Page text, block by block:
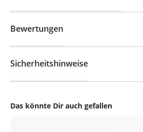
Das könnte Dir auch gefallen
Bewertungen
Sicherheitshinweise